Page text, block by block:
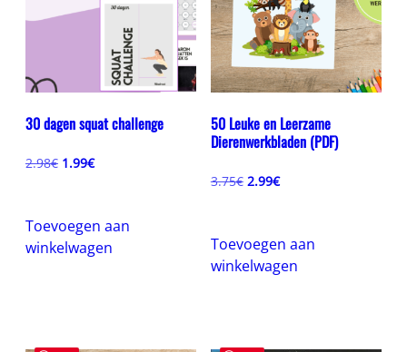
30 dagen squat challenge
2.98€ Oorspronkelijke
1.99€Huidige
Toevoegen aan
winkelwagen
50 Leuke en Leerzame
Dierenwerkbladen (PDF)
3.75€ Oorspronkelijke
2.99€Huidige
Toevoegen aan
winkelwagen